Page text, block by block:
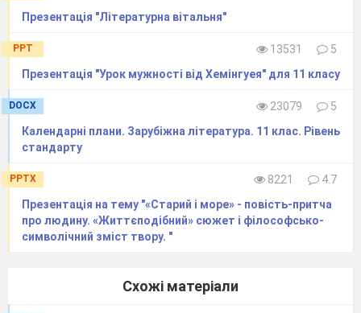
Презентація "Літературна вітальня"
PPT 13531
5
Презентація "Урок мужності від Хемінгуея" для 11 класу
DOCX 23079
5
Календарні плани. Зарубіжна література. 11 клас. Рівень
стандарту
PPTX 8221
4.7
Презентація на тему "«Старий і море» - повість-притча
про людину. «Життєподібний» сюжет і філософсько-
символічний зміст твору. "
Схожі матеріали